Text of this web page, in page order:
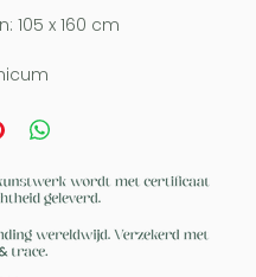
105 x 160 cm